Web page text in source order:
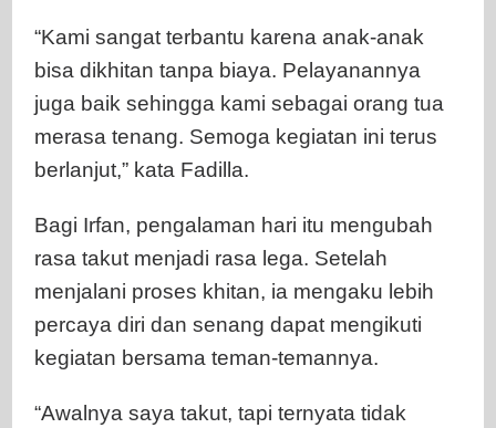
“Kami sangat terbantu karena anak-anak
bisa dikhitan tanpa biaya. Pelayanannya
juga baik sehingga kami sebagai orang tua
merasa tenang. Semoga kegiatan ini terus
berlanjut,” kata Fadilla.
Bagi Irfan, pengalaman hari itu mengubah
rasa takut menjadi rasa lega. Setelah
menjalani proses khitan, ia mengaku lebih
percaya diri dan senang dapat mengikuti
kegiatan bersama teman-temannya.
“Awalnya saya takut, tapi ternyata tidak